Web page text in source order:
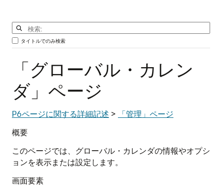
タイトルでのみ検索
「グローバル・カレン
ダ」ページ
P6ページに関する詳細記述 >
「管理」ページ
概要
このページでは、グローバル・カレンダの情報やオプシ
ョンを表示または設定します。
画面要素